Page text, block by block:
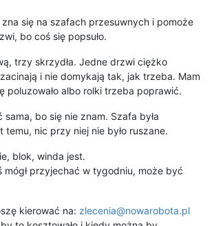
się na szafach przesuwnych i pomoże
bo coś się popsuło.
trzy skrzydła. Jedne drzwi ciężko
i nie domykają tak, jak trzeba. Mam
poluzowało albo rolki trzeba poprawić.
bo się nie znam. Szafa była
temu, nic przy niej nie było ruszane.
blok, winda jest.
mógł przyjechać w tygodniu, może być
kierować na: zlecenia@nowarobota.pl